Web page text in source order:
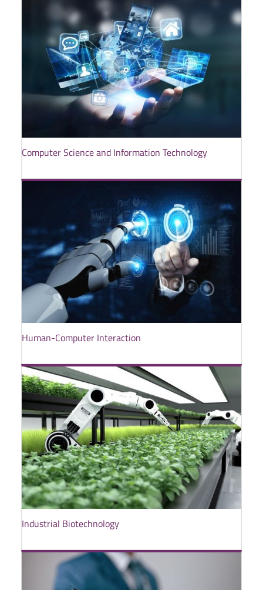
Computer Science and Information Technology
Human-Computer Interaction
Industrial Biotechnology